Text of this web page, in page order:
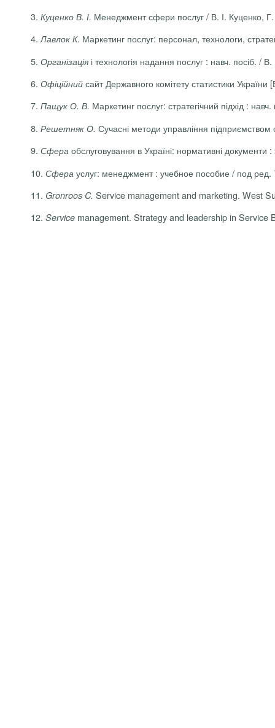
3. Куценко В. І. Менеджмент сфери послуг / В. І. Куценко,
4. Лавлок К. Маркетинг послуг: персонал, технологи,
5. Організація і технологія надання послуг : навч. посіб.
6. Офіційний сайт Державного комітету статистики
7. Пащук О. В. Маркетинг послуг: стратегічний підхід :
8. Решетняк О. Сучасні методи управління
9. Сфера обслуговування в Україні: нормативні
10. Сфера услуг: менеджмент : учебное пособие / под ред.
11. Gronroos C. Service managementand marketing. West
12. Service management. Strategyand leadershipin Service